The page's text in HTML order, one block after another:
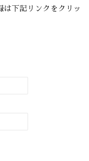
下記リンクをクリッ